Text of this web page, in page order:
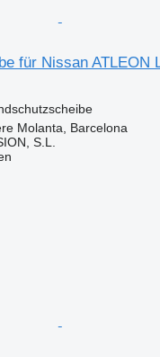
für Nissan ATLEON
Molanta, Barcelona
S.L.